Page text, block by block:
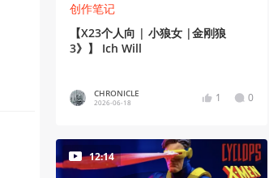
创作笔记
【X23个人向 | 小狼女 |金刚狼
3》】 Ich Will
CHRONICLE
2026-06-18 1 0
12:14